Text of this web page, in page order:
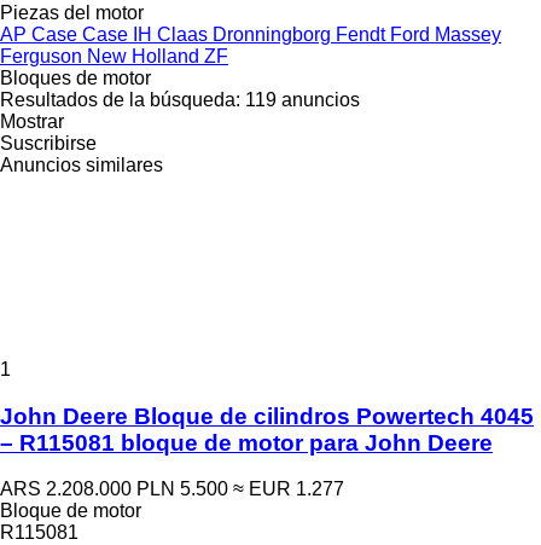
Piezas del motor
AP Case Case IH Claas Dronningborg Fendt Ford Massey
Ferguson New Holland ZF
Bloques de motor
Resultados de la búsqueda: 119 anuncios
Mostrar
Suscribirse
Anuncios similares
1
John Deere Bloque de cilindros Powertech 4045
– R115081 bloque de motor para John Deere
ARS 2.208.000 PLN 5.500 ≈ EUR 1.277
Bloque de motor
R115081